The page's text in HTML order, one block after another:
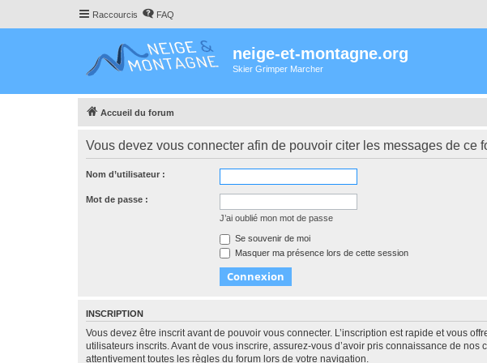
Raccourcis FAQ
neige-et-montagne.org
Skier Grimper Marcher
Accueil du forum
Vous devez vous connecter afin de pouvoir citer les messages de ce
Nom d’utilisateur :
Mot de passe :
J’ai oublié mon mot de passe
Se souvenir de moi
Masquer ma présence lors de cette session
INSCRIPTION
Vous devez être inscrit avant de pouvoir vous connecter. L’inscription est rapide et vous
utilisateurs inscrits. Avant de vous inscrire, assurez-vous d’avoir pris connaissance de
attentivement toutes les règles du forum lors de votre navigation.